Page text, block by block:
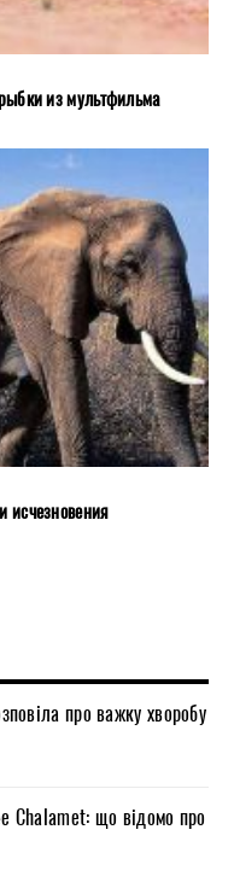
из мультфильма
исчезновения
про важку хворобу
Chalamet: що відомо про